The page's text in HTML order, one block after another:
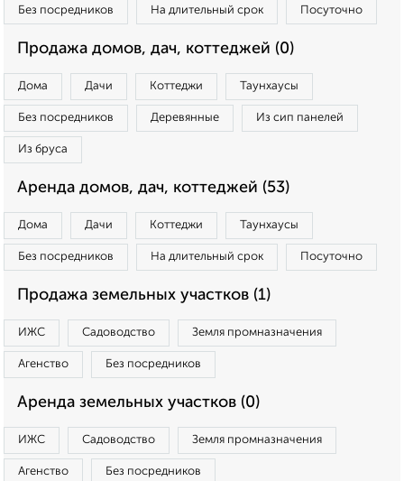
Без посредников На длительный срок Посуточно
Продажа домов, дач, коттеджей (0)
Дома Дачи Коттеджи Таунхаусы
Без посредников Деревянные Из сип панелей
Из бруса
Аренда домов, дач, коттеджей (53)
Дома Дачи Коттеджи Таунхаусы
Без посредников На длительный срок Посуточно
Продажа земельных участков (1)
ИЖС Садоводство Земля промназначения
Агенство Без посредников
Аренда земельных участков (0)
ИЖС Садоводство Земля промназначения
Агенство Без посредников